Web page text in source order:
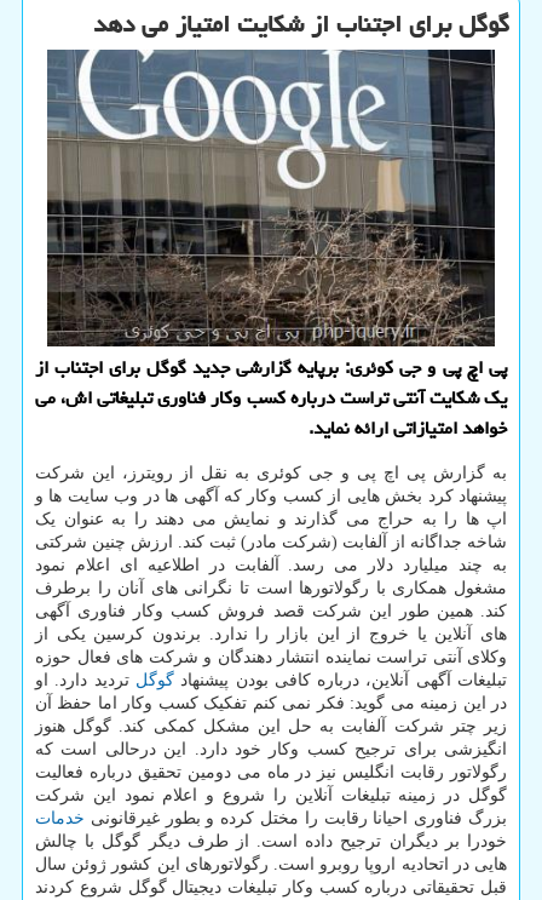
گوگل برای اجتناب از شکایت امتیاز می دهد
پی اچ پی و جی کوئری: برپایه گزارشی جدید گوگل برای اجتناب از
یک شکایت آنتی تراست درباره کسب وکار فناوری تبلیغاتی اش، می
خواهد امتیازاتی ارائه نماید.
به گزارش پی اچ پی و جی کوئری به نقل از رویترز، این شرکت
پیشنهاد کرد بخش هایی از کسب وکار که آگهی ها در وب سایت ها و
اپ ها را به حراج می گذارند و نمایش می دهند را به عنوان یک
شاخه جداگانه از آلفابت (شرکت مادر) ثبت کند. ارزش چنین شرکتی
به چند میلیارد دلار می رسد. آلفابت در اطلاعیه ای اعلام نمود
مشغول همکاری با رگولاتورها است تا نگرانی های آنان را برطرف
کند. همین طور این شرکت قصد فروش کسب وکار فناوری آگهی
های آنلاین یا خروج از این بازار را ندارد. برندون کرسین یکی از
وکلای آنتی تراست نماینده انتشار دهندگان و شرکت های فعال حوزه
تبلیغات آگهی آنلاین، درباره کافی بودن پیشنهادگوگل تردید دارد. او
در این زمینه می گوید: فکر نمی کنم تفکیک کسب وکار اما حفظ آن
زیر چتر شرکت آلفابت به حل این مشکل کمکی کند. گوگل هنوز
انگیزشی برای ترجیح کسب وکار خود دارد. این درحالی است که
رگولاتور رقابت انگلیس نیز در ماه می دومین تحقیق درباره فعالیت
گوگل در زمینه تبلیغات آنلاین را شروع و اعلام نمود این شرکت
بزرگ فناوری احیانا رقابت را مختل کرده و بطور غیرقانونی خدمات
خودرا بر دیگران ترجیح داده است. از طرف دیگر گوگل با چالش
هایی در اتحادیه اروپا روبرو است. رگولاتورهای این کشور ژوئن سال
قبل تحقیقاتی درباره کسب وکار تبلیغات دیجیتال گوگل شروع کردند